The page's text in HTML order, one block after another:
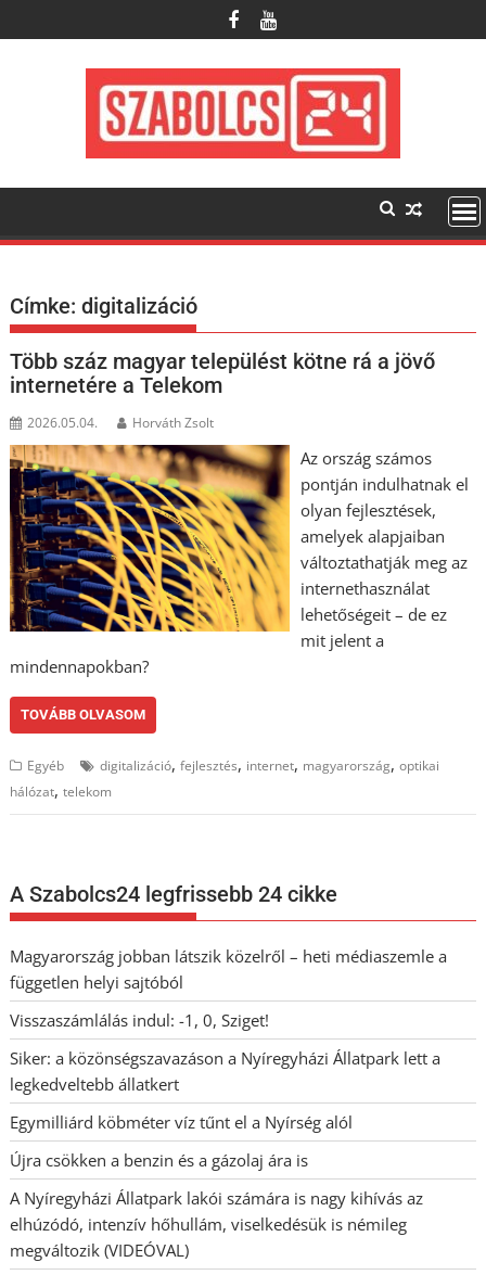
to
Címke:digitalizáció
Több száz magyar települést kötne rá a jövő
internetére a Telekom
2026.05.04. Horváth Zsolt
Az ország számos
pontján indulhatnak el
olyan fejlesztések,
amelyek alapjaiban
változtathatják meg az
internethasználat
lehetőségeit – de ez
mit jelent a
mindennapokban?
TOVÁBB OLVASOM
Egyéb digitalizáció,fejlesztés, internet, magyarország,optikai
hálózat,telekom
A Szabolcs24 legfrissebb 24 cikke
Magyarország jobban látszik közelről – heti médiaszemle a
független helyi sajtóból
Visszaszámlálás indul: -1, 0, Sziget!
Siker: a közönségszavazáson a Nyíregyházi Állatpark lett a
legkedveltebb állatkert
Egymilliárd köbméter víz tűnt el a Nyírség alól
Újra csökken a benzin és a gázolaj ára is
A Nyíregyházi Állatpark lakói számára is nagy kihívás az
elhúzódó, intenzív hőhullám, viselkedésük is némileg
megváltozik (VIDEÓVAL)